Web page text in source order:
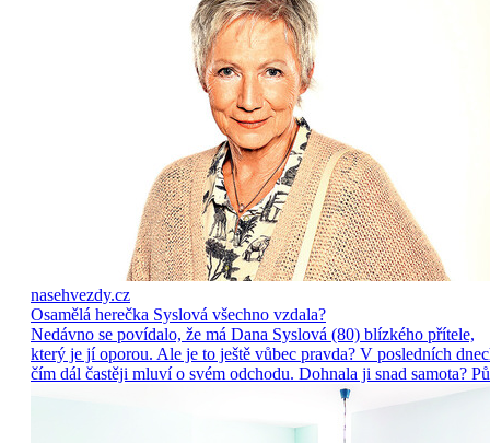
nasehvezdy.cz
Osamělá herečka Syslová všechno vzdala?
Nedávno se povídalo, že má Dana Syslová (80) blízkého přítele,
který je jí oporou. Ale je to ještě vůbec pravda? V posledních
čím dál častěji mluví o svém odchodu. Dohnala ji snad samota?